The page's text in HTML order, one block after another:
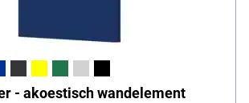
- akoestisch wandelement